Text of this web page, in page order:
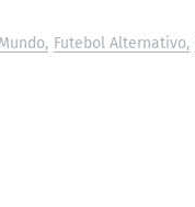
Futebol Alternativo